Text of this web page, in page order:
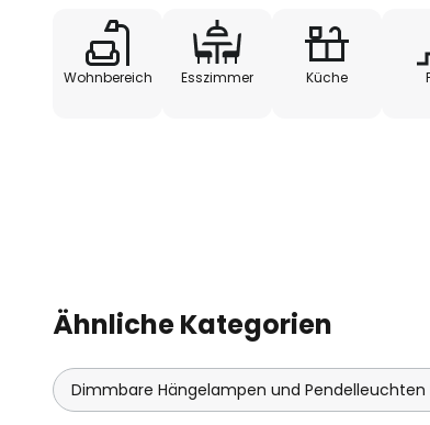
Wohnbereich Esszimmer Küche
Ähnliche Kategorien
Dimmbare Hängelampen und Pendelleuchten